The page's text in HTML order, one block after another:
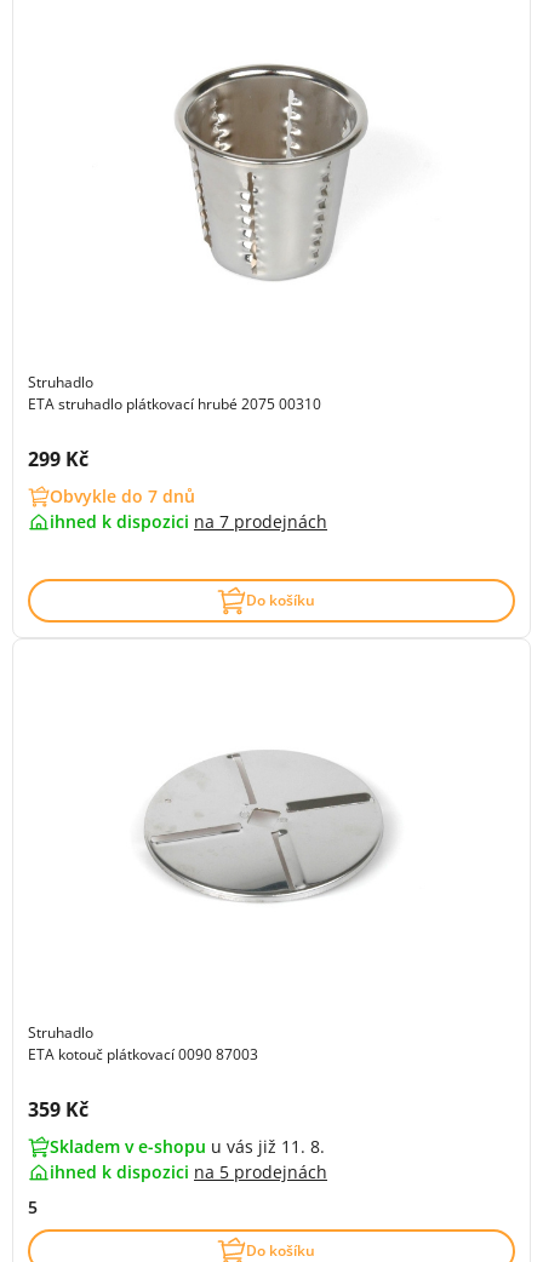
Struhadlo
ETA struhadlo plátkovací hrubé 2075 00310
Cena s DPH:
299 Kč
Obvykle do 7 dnů
ihned k dispozici na 7 prodejnách
Do košíku
Struhadlo
ETA kotouč plátkovací 0090 87003
Cena s DPH:
359 Kč
Skladem v e-shopu u vás již 11. 8.
ihned k dispozici na 5 prodejnách
5
Do košíku